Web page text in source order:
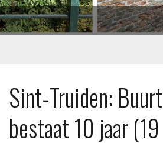
Sint-Truiden:
bestaat 10 jaar